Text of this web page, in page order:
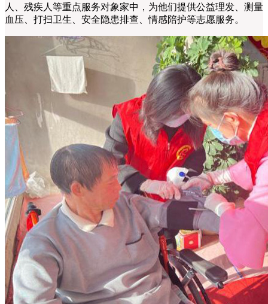
人、残疾人等重点服务对象家中，为他们提供公益理发、测量
血压、打扫卫生、安全隐患排查、情感陪护等志愿服务。